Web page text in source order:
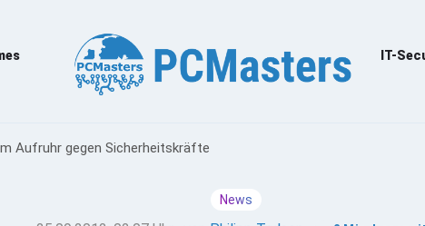
IT-
Aufruhr gegen Sicherheitskräfte
News